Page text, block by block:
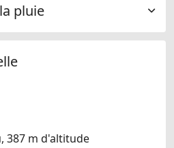
pluie
387 m d'altitude